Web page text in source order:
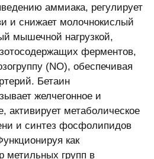
аммиака, регулирует
и снижает молочнокислый
мышечной нагрузкой,
ферментов,
(NO), обеспечивая
Бетаин
желчегонное и
активирует метаболическое
и синтез фосфолипидов
как
метильных групп в